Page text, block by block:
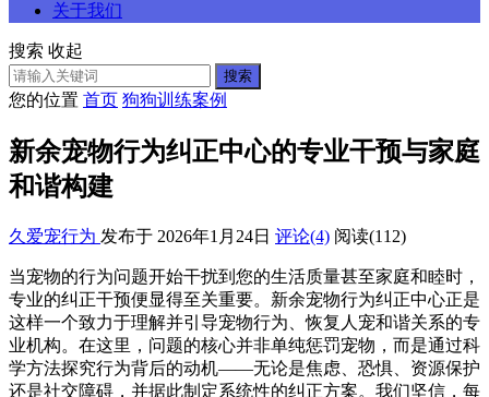
关于我们
搜索 收起
搜索
您的位置 首页 狗狗训练案例
新余宠物行为纠正中心的专业干预与家庭
和谐构建
久爱宠行为 发布于 2026年1月24日 评论(4) 阅读(112)
当宠物的行为问题开始干扰到您的生活质量甚至家庭和睦时，
专业的纠正干预便显得至关重要。新余宠物行为纠正中心正是
这样一个致力于理解并引导宠物行为、恢复人宠和谐关系的专
业机构。在这里，问题的核心并非单纯惩罚宠物，而是通过科
学方法探究行为背后的动机——无论是焦虑、恐惧、资源保护
还是社交障碍，并据此制定系统性的纠正方案。我们坚信，每